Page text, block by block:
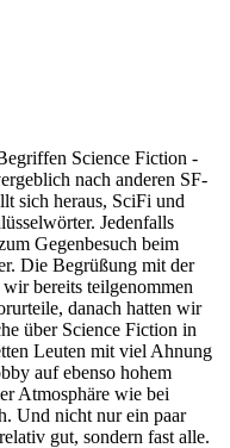
Science Fiction -
nach anderen SF-
sich heraus, SciFi und
Jedenfalls
Gegenbesuch beim
Die Begrüßung mit der
bereits teilgenommen
danach hatten wir
über Science Fiction in
Leuten mit viel Ahnung
auf ebenso hohem
Atmosphäre wie bei
Und nicht nur ein paar
gut, sondern fast alle.